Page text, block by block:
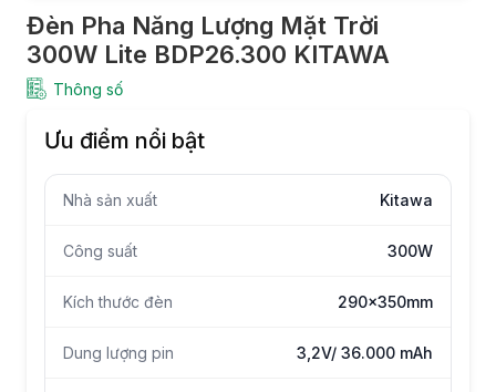
Đèn Pha Năng Lượng Mặt Trời
300W Lite BDP26.300 KITAWA
Thông số
Ưu điểm nổi bật
Nhà sản xuất Kitawa
Công suất 300W
Kích thước đèn 290x350mm
Dung lượng pin 3,2V/ 36.000 mAh